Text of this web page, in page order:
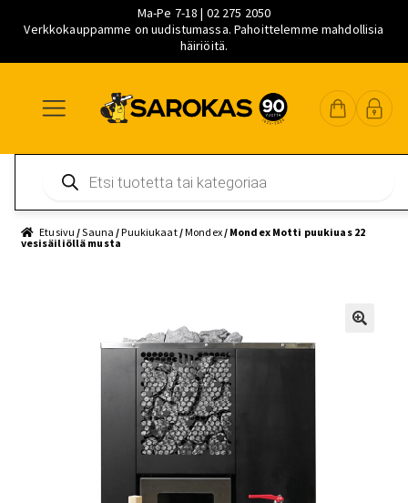
Ma-Pe 7-18 | 02 275 2050
Verkkokauppamme on uudistumassa. Pahoittelemme mahdollisia
häiriöitä.
navigointiin
sisältöön
pääsisältöön
search
Etusivu /Sauna /Puukiukaat/Mondex/ Mondex Motti puukiuas 22
vesisäiliöllä musta